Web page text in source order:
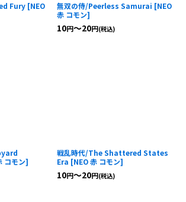
Fury [NEO
無双の侍/Peerless Samurai [NEO
赤 コモン]
10円～20円(税込)
コモン]
戦乱時代/The Shattered States
Era [NEO 赤 コモン]
10円～20円(税込)